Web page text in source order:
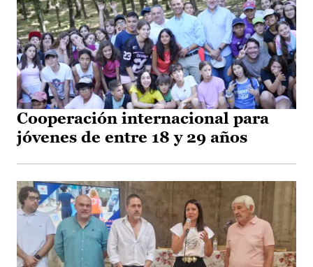
Cooperación internacional para
jóvenes de entre 18 y 29 años